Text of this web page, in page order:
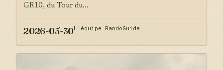
GR10, du Tour du...
2026-05-30L'équipe RandoGuide